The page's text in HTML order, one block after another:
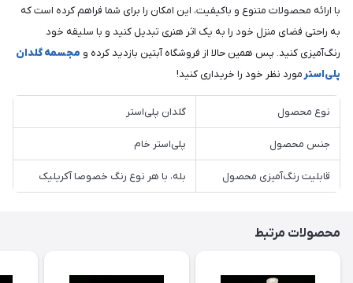
با ارائه محصولات متنوع و باکیفیت، این امکان را برای شما فراهم کرده است که
به راحتی فضای منزل خود را به یک اثر هنری تبدیل کنید و با سلیقه خود
رنگ‌آمیزی کنید. پس همین حالا از فروشگاه آبتین بازدید کرده و مجسمه گلدان
پلی‌استر مورد نظر خود را خریداری کنید!
نوع محصول گلدان پلی‌استر
جنس محصول پلی‌استر خام
قابلیت رنگ‌آمیزی محصول بله، با هر نوع رنگ خصوصا آکریلیک
محصولات مرتبط